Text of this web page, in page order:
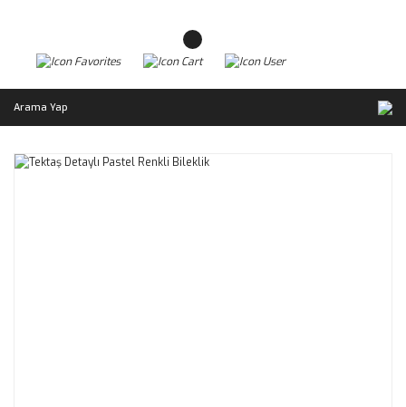
Arama Yap